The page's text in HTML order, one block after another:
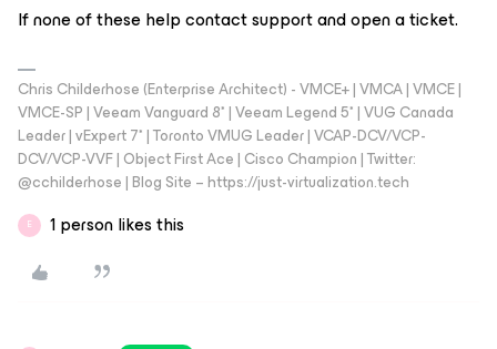
If none of these help contact support and open a ticket.
Chris Childerhose (Enterprise Architect) - VMCE+ | VMCA | VMCE |
VMCE-SP | Veeam Vanguard 8* | Veeam Legend 5* | VUG Canada
Leader | vExpert 7* | Toronto VMUG Leader | VCAP-DCV/VCP-
DCV/VCP-VVF | Object First Ace | Cisco Champion | Twitter:
@cchilderhose | Blog Site – https://just-virtualization.tech
E 1 person likes this